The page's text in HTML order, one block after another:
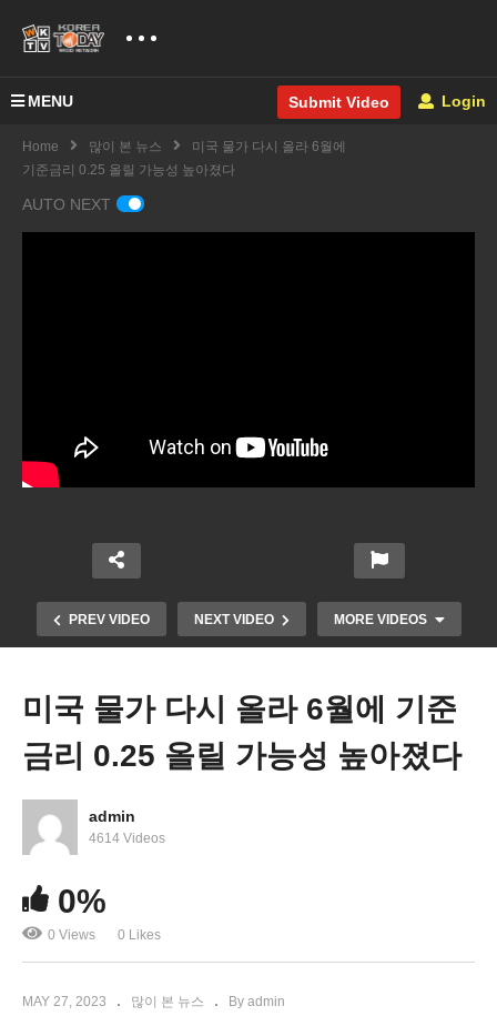
MENU Submit Video Login
Home 많이 본 뉴스
미국 물가 다시 올라 6월에
기준금리 0.25 올릴 가능성 높아졌다
AUTO NEXT
PREV VIDEO NEXT VIDEO MORE VIDEOS
을 것’
미국 물가 다시 올라 6월에 기준
금리 0.25 올릴 가능성 높아졌다
admin
4614 Videos
0%
0 Views 0 Likes
MAY 27, 2023 많이 본 뉴스 By admin